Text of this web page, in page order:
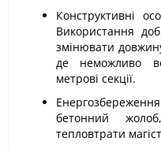
Конструктивні
Використання
змінювати
де неможливо
метрові секції.
бетонний
тепловтрати